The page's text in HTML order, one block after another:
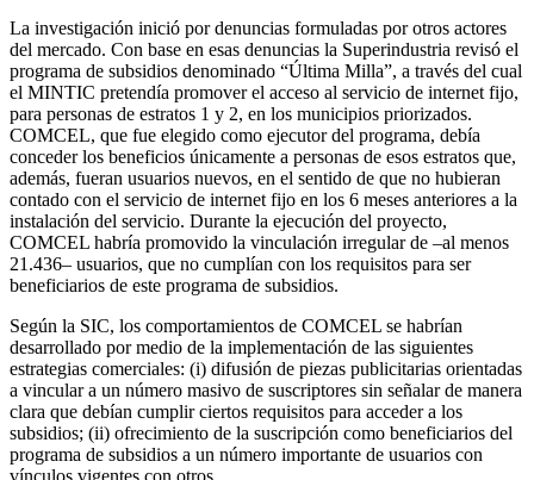
La investigación inició por denuncias formuladas por otros actores
del mercado. Con base en esas denuncias la Superindustria revisó el
programa de subsidios denominado “Última Milla”, a través del cual
el MINTIC pretendía promover el acceso al servicio de internet fijo,
para personas de estratos 1 y 2, en los municipios priorizados.
COMCEL, que fue elegido como ejecutor del programa, debía
conceder los beneficios únicamente a personas de esos estratos que,
además, fueran usuarios nuevos, en el sentido de que no hubieran
contado con el servicio de internet fijo en los 6 meses anteriores a la
instalación del servicio. Durante la ejecución del proyecto,
COMCEL habría promovido la vinculación irregular de –al menos
21.436– usuarios, que no cumplían con los requisitos para ser
beneficiarios de este programa de subsidios.
Según la SIC, los comportamientos de COMCEL se habrían
desarrollado por medio de la implementación de las siguientes
estrategias comerciales: (i) difusión de piezas publicitarias orientadas
a vincular a un número masivo de suscriptores sin señalar de manera
clara que debían cumplir ciertos requisitos para acceder a los
subsidios; (ii) ofrecimiento de la suscripción como beneficiarios del
programa de subsidios a un número importante de usuarios con